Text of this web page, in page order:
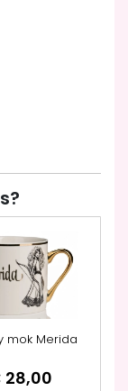
mok Merida
28,00